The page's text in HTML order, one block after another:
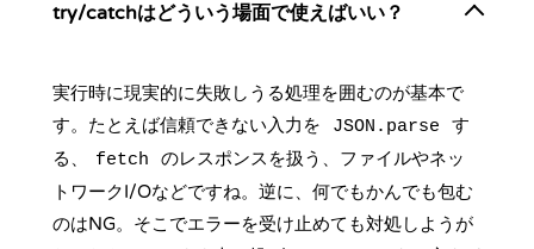
try/catchはどういう場面で使えばいい？
実行時に現実的に失敗しうる処理を囲むのが基本で
す。たとえば信頼できない入力を
JSON.parse
す
る、
fetch
のレスポンスを扱う、ファイルやネッ
トワークI/Oなどですね。逆に、何でもかんでも包む
のはNG。そこでエラーを受け止めても対処しようが